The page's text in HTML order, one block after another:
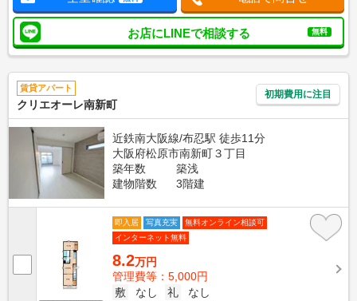
お店にLINEで相談する 無料
賃貸アパート
クリエオーレ南新町
初期費用に注目
近鉄南大阪線/布忍駅 徒歩11分
大阪府松原市南新町３丁目
築年数
築浅
建物階数
3階建
即入居 写真充実
無料オンライン相談可
インターネット無料
8.2万円
管理費等：5,000円
敷
なし 礼
なし